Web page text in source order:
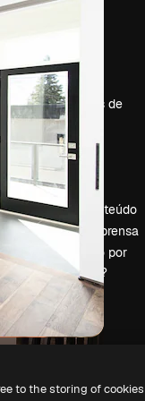
Reviews
Emprego
Tendências de
pesquisa
Blog
Eventos
Slidesgo
Vender conteúdo
Sala de imprensa
Procurando por
magnific.ai?
to the storing of